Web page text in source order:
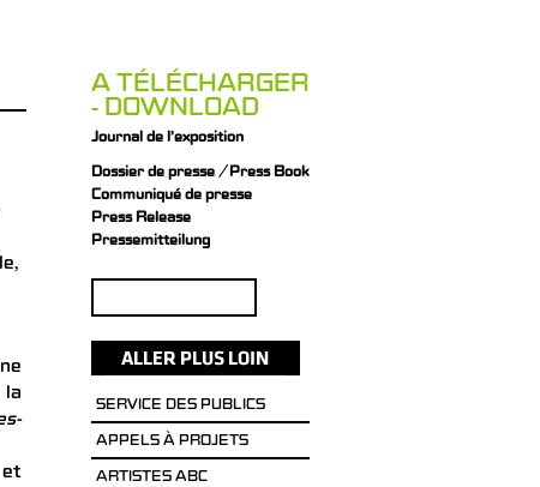
la
A TÉLÉCHARGER
- DOWNLOAD
Journal de l’exposition
Dossier de presse / Press Book
Communiqué de presse
Press Release
Pressemitteilung
SERVICE DES PUBLICS
APPELS À PROJETS
ARTISTES ABC